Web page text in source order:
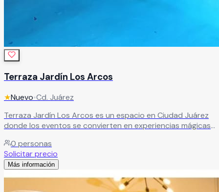
Terraza Jardín Los Arcos
★Nuevo•Cd. Juárez
Terraza Jardín Los Arcos es un espacio en Ciudad Juárez
donde los eventos se convierten en experiencias mágicas.
hacen ideal para celebrar bodas, XV años y momentos
especiales en un entorno elegante y memorable.
0 personas
Solicitar precio
Más información